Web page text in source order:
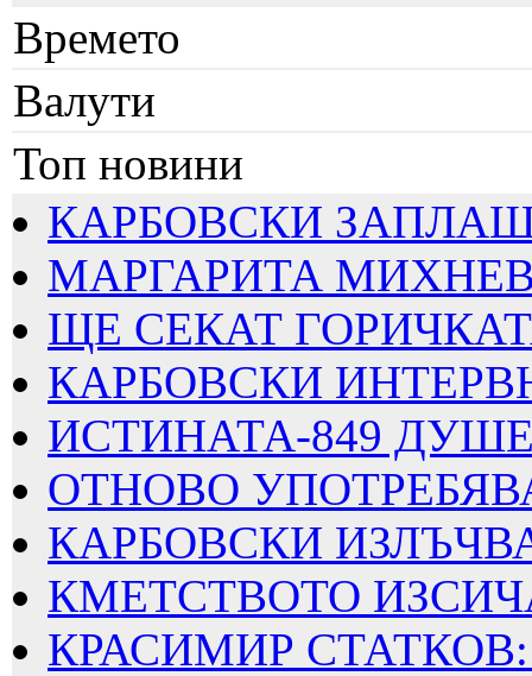
Времето
Валути
Топ новини
КАРБОВСКИ
МАРГАРИТА
ЩЕ СЕКАТ
КАРБОВСКИ
ИСТИНАТА-849
ОТНОВО
КАРБОВСКИ
КМЕТСТВОТО
КРАСИМИР